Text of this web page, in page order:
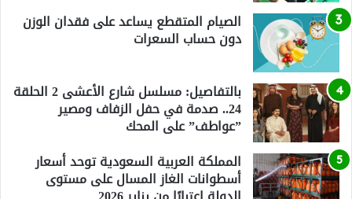
الصيام المتقطع يساعد على فقدان الوزن
دون حساب السعرات
بالتفاصيل: مسلسل شارع الأعشى 2 الحلقة
24.. صدمة في حفل الزفاف ومصير
”عواطف” على المحك
المملكة العربية السعودية توحد أسعار
أسطوانات الغاز المسال على مستوى